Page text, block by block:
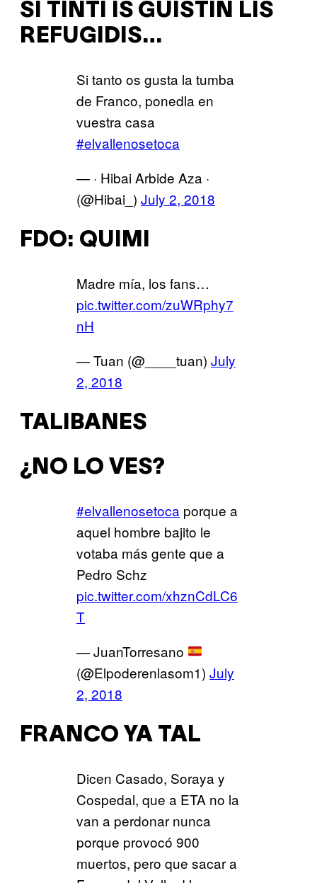
SI TINTI IS GUISTIN LIS
REFUGIDIS…
Si tanto os gusta la tumba
de Franco, ponedla en
vuestra casa
#elvallenosetoca
— · Hibai Arbide Aza ·
(@Hibai_) July 2, 2018
FDO: QUIMI
Madre mía, los fans…
pic.twitter.com/zuWRphy7
nH
— Tuan (@____tuan) July
2, 2018
TALIBANES
¿NO LO VES?
#elvallenosetoca porque a
aquel hombre bajito le
votaba más gente que a
Pedro Schz
pic.twitter.com/xhznCdLC6
T
— JuanTorresano
(@Elpoderenlasom1) July
2, 2018
FRANCO YA TAL
Dicen Casado, Soraya y
Cospedal, que a ETA no la
van a perdonar nunca
porque provocó 900
muertos, pero que sacar a